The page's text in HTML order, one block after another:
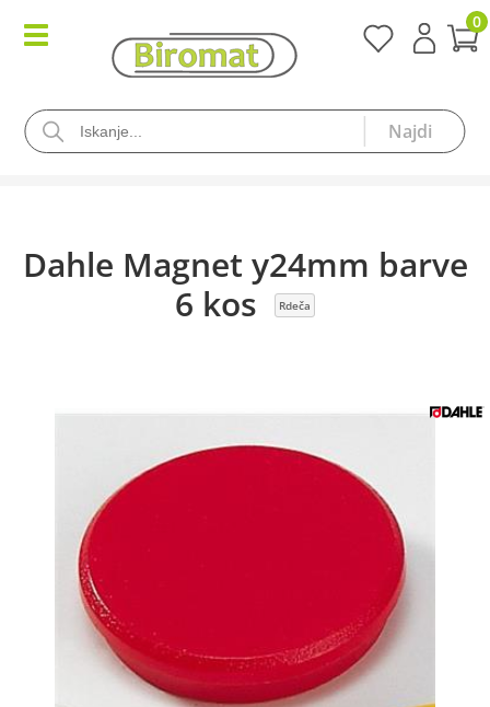
0
Dahle Magnet y24mm barve
6 kos
Rdeča